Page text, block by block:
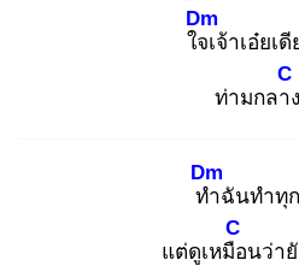
ใจเ
Dm
จ้าเอ๋ยเ
ท่ามกลาง
C
ทำ
Dm
ฉันทำทุ
แต่ดูเหมือ
C
นว่า